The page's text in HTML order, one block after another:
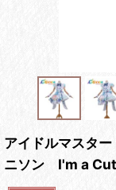
アイドルマスタ
ニソン I'm a